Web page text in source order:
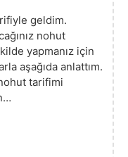
geldim.
nohut
yapmanız için
aşağıda anlattım.
tarifimi